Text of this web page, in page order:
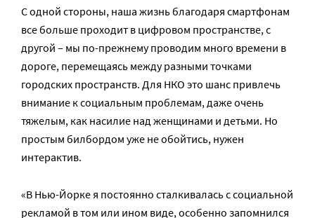
С одной стороны, наша жизнь благодаря смартфонам
все больше проходит в цифровом пространстве, с
другой – мы по-прежнему проводим много времени в
дороге, перемещаясь между разными точками
городских пространств. Для НКО это шанс привлечь
внимание к социальным проблемам, даже очень
тяжелым, как насилие над женщинами и детьми. Но
простым билбордом уже не обойтись, нужен
интерактив.
«В Нью-Йорке я постоянно сталкивалась с социальной
рекламой в том или ином виде, особенно запомнился